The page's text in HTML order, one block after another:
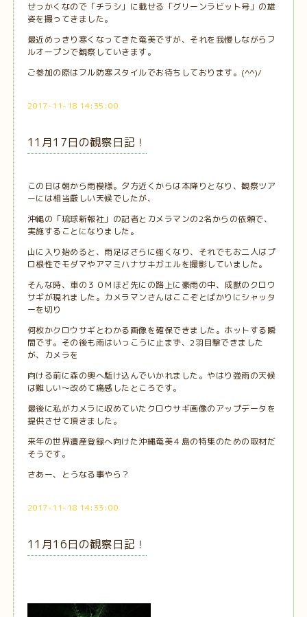
せっかくなので「チラシ」に載せる「グリーンラビット号」の雄
姿を撮ってきました。
最近めっきり寒くなってきた奄美ですが、それを我慢しながらフ
ルオープンで観察していきます。
ご参加の際はフル防寒スタイルでお待ちしております。(^^)/
2017-11-18 14:35:00
11月17日の観察日記！
この日は朝から雨模様。夕方近くからは本降りとなり、観察ツア
ーには相当厳しい天候でしたが、
沖縄の「琉球新報社」の記者とカメラマンの2名からの依頼で、
実施することになりました。
山に入り始めると、雨足はさらに強くなり、それでもお二人はプ
ロ根性でモダマやアマミハナサキガエルを撮影していました。
そんな時、車の３０Ｍほど先にの路上に豪雨の中、成獣のクロウ
サギが現れました。カメラマンさんはここぞとばかりにシャッタ
ーを切り
何枚かクロウサギとわかる画像を確保できました。ホットする瞬
間です。その後も雨はいっこうに止まず、2羽目撃できました
が、カメラを
向ける前に森の奥へ駈け込んでいかれました。やはり強雨の天候
は難しい～改めて痛感したところです。
最後に私がカメラに収めていたクロウサギ画像のアップデータを
提供させて頂きました。
来年の世界遺産登録へ向けた沖縄奄美４島の特集のための取材だ
そうです。
さあー、とうなる事やら？
2017-11-18 14:33:00
11月16日の観察日記！